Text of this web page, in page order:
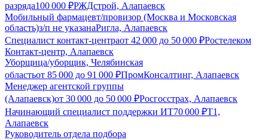
разряда100 000 ₽РЖДстрой, Алапаевск
Мобильный фармацевт/провизор (Москва и Московская
область)з/п не указанаРигла, Алапаевск
Специалист контакт-центраот 42 000 до 50 000 ₽Ростелеком
Контакт-центр, Алапаевск
Уборщица/уборщик, Челябинская
областьот 85 000 до 91 000 ₽ПромКонсалтинг, Алапаевск
Менеджер агентской группы
(Алапаевск)от 30 000 до 50 000 ₽Росгосстрах, Алапаевск
Начинающий специалист поддержки ИТ70 000 ₽Т1,
Алапаевск
Руководитель отдела подбора